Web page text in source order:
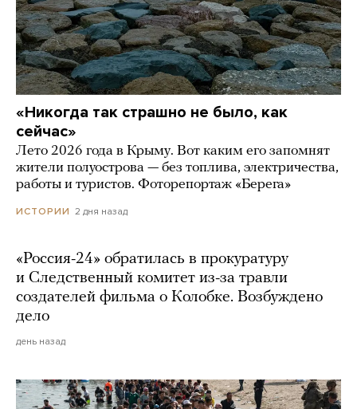
«Никогда так страшно не было, как
сейчас»
Лето 2026 года в Крыму. Вот каким его запомнят
жители полуострова — без топлива, электричества,
работы и туристов. Фоторепортаж «Берега»
ИСТОРИИ 2 дня назад
«Россия-24» обратилась в прокуратуру
и Следственный комитет из-за травли
создателей фильма о Колобке. Возбуждено
дело
день назад